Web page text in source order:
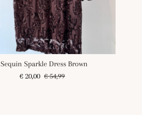
Sequin Sparkle Dress Brown
Angebotspreis
€ 20,00 Regulärer
€ 54,99